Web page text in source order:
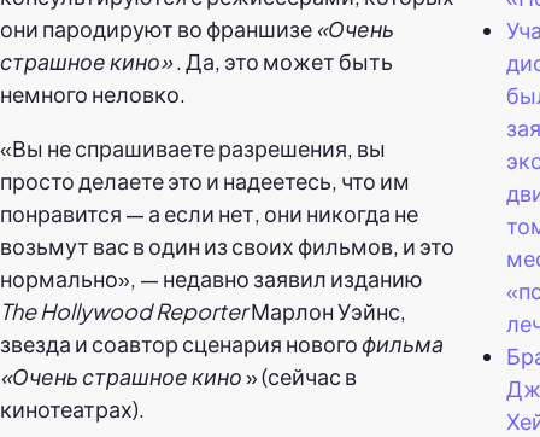
они пародируют во франшизе «Очень
страшное кино». Да, это может быть
немного неловко.
«Вы не спрашиваете разрешения, вы
просто делаете это и надеетесь, что им
понравится — а если нет, они никогда не
возьмут вас в один из своих фильмов, и это
нормально», — недавно заявил изданию
The Hollywood ReporterМарлон Уэйнс,
звезда и соавтор сценария нового фильма
«Очень страшное кино» (сейчас в
кинотеатрах).